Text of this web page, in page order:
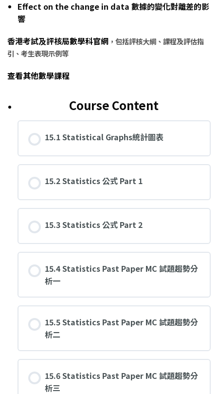
Effect on the change in data 數據的變化對離差的影
響
香港考試及評核局數學科官網 ，包括評核大綱、課程及評估指
引、考生表現示例等
查看其他數學課程
Course Content
15.1 Statistical Graphs統計圖表
15.2 Statistics 公式 Part 1
15.3 Statistics 公式 Part 2
15.4 Statistics Past Paper MC 試題趨勢分
析一
15.5 Statistics Past Paper MC 試題趨勢分
析二
15.6 Statistics Past Paper MC 試題趨勢分
析三